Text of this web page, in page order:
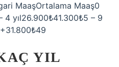
MaaşOrtalama Maaş0
4 yıl26.900₺41.300₺5 – 9
YIL